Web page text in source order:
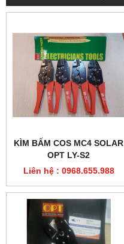
KÌM BẤM COS MC4 SOLAR
OPT LY-S2
Liên hệ : 0968.655.988